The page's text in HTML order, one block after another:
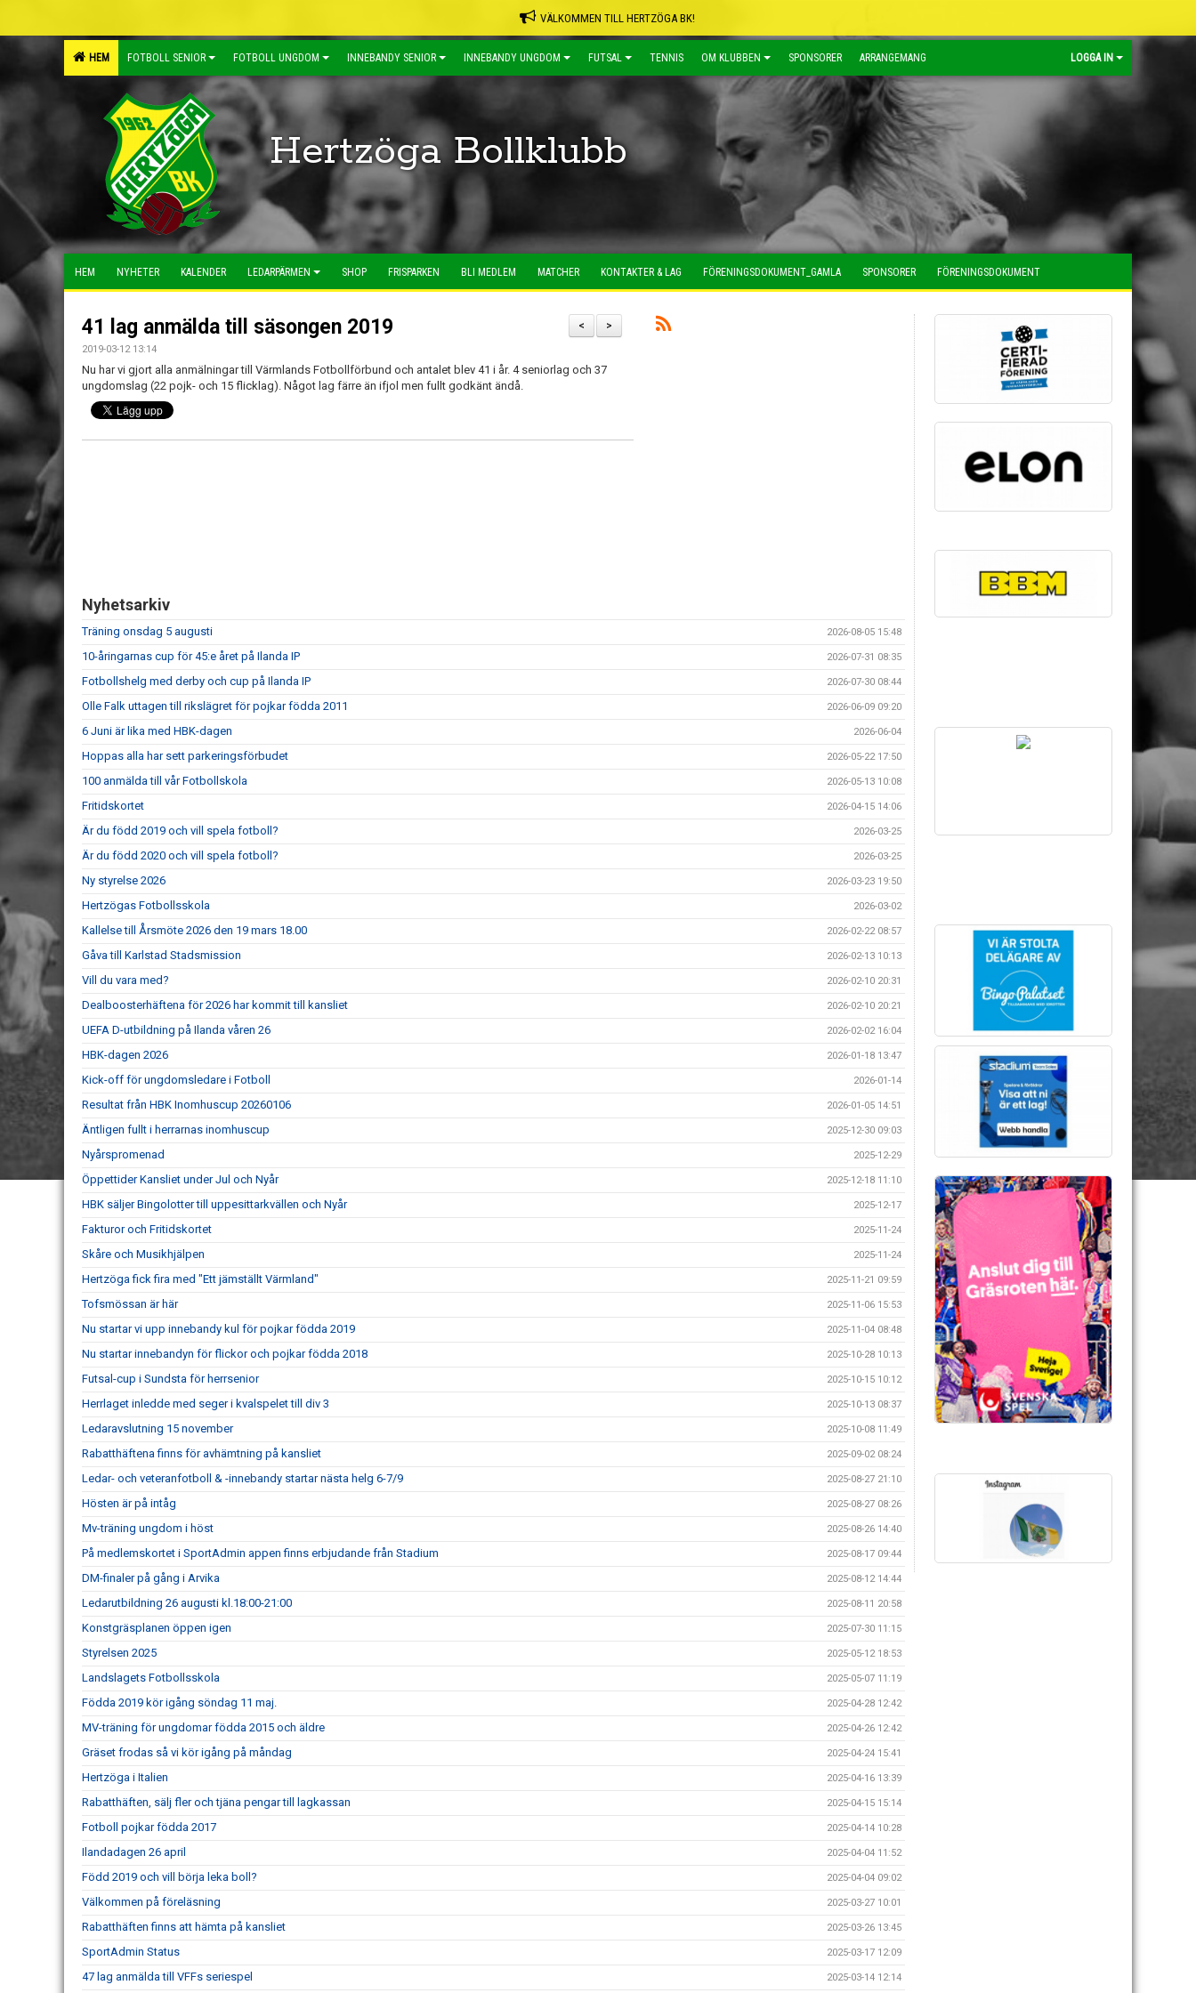
VÄLKOMMEN TILL HERTZÖGA BK!
HEM FOTBOLL SENIOR FOTBOLL UNGDOM INNEBANDY SENIOR INNEBANDY UNGDOM FUTSAL TENNIS OM KLUBBEN SPONSORER ARRANGEMANG LOGGA IN
Hertzöga Bollklubb
HEM NYHETER KALENDER LEDARPÄRMEN SHOP FRISPARKEN BLI MEDLEM MATCHER KONTAKTER & LAG FÖRENINGSDOKUMENT_GAMLA SPONSORER FÖRENINGSDOKUMENT
>
<
41 lag anmälda till säsongen 2019
2019-03-12 13:14
Nu har vi gjort alla anmälningar till Värmlands Fotbollförbund och antalet blev 41 i år. 4 seniorlag och 37
ungdomslag (22 pojk- och 15 flicklag). Något lag färre än ifjol men fullt godkänt ändå.
Nyhetsarkiv
Träning onsdag 5 augusti 2026-08-05 15:48
10-åringarnas cup för 45:e året på Ilanda IP 2026-07-31 08:35
Fotbollshelg med derby och cup på Ilanda IP 2026-07-30 08:44
Olle Falk uttagen till rikslägret för pojkar födda 2011 2026-06-09 09:20
6 Juni är lika med HBK-dagen 2026-06-04
Hoppas alla har sett parkeringsförbudet 2026-05-22 17:50
100 anmälda till vår Fotbollskola 2026-05-13 10:08
Fritidskortet 2026-04-15 14:06
Är du född 2019 och vill spela fotboll? 2026-03-25
Är du född 2020 och vill spela fotboll? 2026-03-25
Ny styrelse 2026 2026-03-23 19:50
Hertzögas Fotbollsskola 2026-03-02
Kallelse till Årsmöte 2026 den 19 mars 18.00 2026-02-22 08:57
Gåva till Karlstad Stadsmission 2026-02-13 10:13
Vill du vara med? 2026-02-10 20:31
Dealboosterhäftena för 2026 har kommit till kansliet 2026-02-10 20:21
UEFA D-utbildning på Ilanda våren 26 2026-02-02 16:04
HBK-dagen 2026 2026-01-18 13:47
Kick-off för ungdomsledare i Fotboll 2026-01-14
Resultat från HBK Inomhuscup 20260106 2026-01-05 14:51
Äntligen fullt i herrarnas inomhuscup 2025-12-30 09:03
Nyårspromenad 2025-12-29
Öppettider Kansliet under Jul och Nyår 2025-12-18 11:10
HBK säljer Bingolotter till uppesittarkvällen och Nyår 2025-12-17
Fakturor och Fritidskortet 2025-11-24
Skåre och Musikhjälpen 2025-11-24
Hertzöga fick fira med "Ett jämställt Värmland" 2025-11-21 09:59
Tofsmössan är här 2025-11-06 15:53
Nu startar vi upp innebandy kul för pojkar födda 2019 2025-11-04 08:48
Nu startar innebandyn för flickor och pojkar födda 2018 2025-10-28 10:13
Futsal-cup i Sundsta för herrsenior 2025-10-15 10:12
Herrlaget inledde med seger i kvalspelet till div 3 2025-10-13 08:37
Ledaravslutning 15 november 2025-10-08 11:49
Rabatthäftena finns för avhämtning på kansliet 2025-09-02 08:24
Ledar- och veteranfotboll & -innebandy startar nästa helg 6-7/9 2025-08-27 21:10
Hösten är på intåg 2025-08-27 08:26
Mv-träning ungdom i höst 2025-08-26 14:40
På medlemskortet i SportAdmin appen finns erbjudande från Stadium 2025-08-17 09:44
DM-finaler på gång i Arvika 2025-08-12 14:44
Ledarutbildning 26 augusti kl.18:00-21:00 2025-08-11 20:58
Konstgräsplanen öppen igen 2025-07-30 11:15
Styrelsen 2025 2025-05-12 18:53
Landslagets Fotbollsskola 2025-05-07 11:19
Födda 2019 kör igång söndag 11 maj. 2025-04-28 12:42
MV-träning för ungdomar födda 2015 och äldre 2025-04-26 12:42
Gräset frodas så vi kör igång på måndag 2025-04-24 15:41
Hertzöga i Italien 2025-04-16 13:39
Rabatthäften, sälj fler och tjäna pengar till lagkassan 2025-04-15 15:14
Fotboll pojkar födda 2017 2025-04-14 10:28
Ilandadagen 26 april 2025-04-04 11:52
Född 2019 och vill börja leka boll? 2025-04-04 09:02
Välkommen på föreläsning 2025-03-27 10:01
Rabatthäften finns att hämta på kansliet 2025-03-26 13:45
SportAdmin Status 2025-03-17 12:09
47 lag anmälda till VFFs seriespel 2025-03-14 12:14